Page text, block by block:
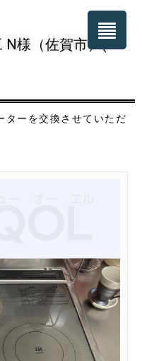
N様（佐賀市）(R7
ターを交換させていただ